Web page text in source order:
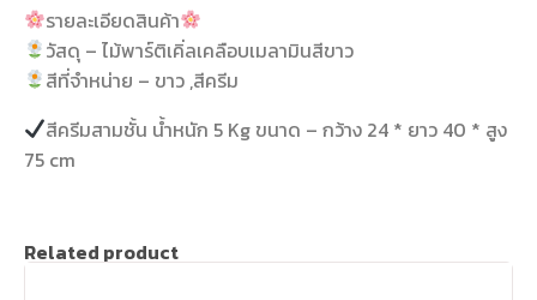
รายละเอียดสินค้า
วัสดุ – ไม้พาร์ติเคิ่ลเคลือบเมลามินสีขาว
สีที่จำหน่าย – ขาว ,สีครีม
สีครีมสามชั้น น้ำหนัก 5 Kg ขนาด – กว้าง 24 * ยาว 40 * สูง
75 cm
Related product